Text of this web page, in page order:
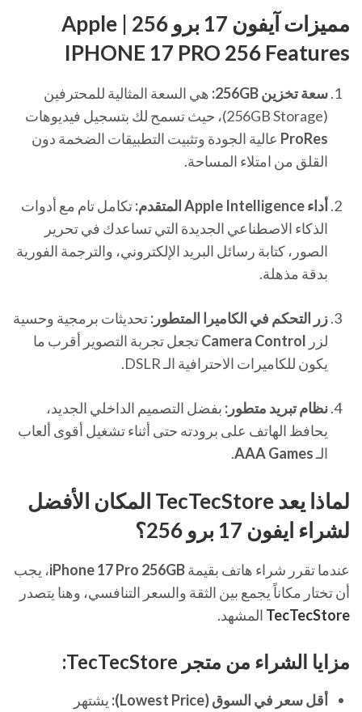
مميزات آيفون 17 برو 256 | Apple
IPHONE 17 PRO 256 Features
سعة تخزين 256GB:
هي السعة المثالية للمحترفين
(256GB Storage)، حيث تسمح لك بتسجيل فيديوهات
ProRes عالية الجودة وتثبيت التطبيقات الضخمة دون
القلق من امتلاء المساحة.
أداء Apple Intelligence المتقدم:
تكامل تام مع أدوات
الذكاء الاصطناعي الجديدة التي تساعدك في تحرير
الصور، كتابة رسائل البريد الإلكتروني، والترجمة الفورية
بدقة مذهلة.
زر التحكم في الكاميرا المتطور:تحديثات برمجية وحسية
لزر Camera Controlتجعل تجربة التصوير أقرب ما
يكون للكاميرات الاحترافية الـ DSLR.
نظام تبريد متطور: بفضل التصميم الداخلي الجديد،
يحافظ الهاتف على برودته حتى أثناء تشغيل أقوى ألعاب
الـAAA Games
.
لماذا يعد TecTecStore المكان الأفضل
لشراء ايفون 17 برو 256؟
عندما تقرر شراء هاتف بقيمةiPhone 17 Pro 256GB، يجب
أن تختار مكاناً يجمع بين الثقة والسعر التنافسي، وهنا يتصدر
TecTecStore المشهد.
مزايا الشراء من متجر TecTecStore:
أقل سعر في السوق (Lowest Price):
يشتهر